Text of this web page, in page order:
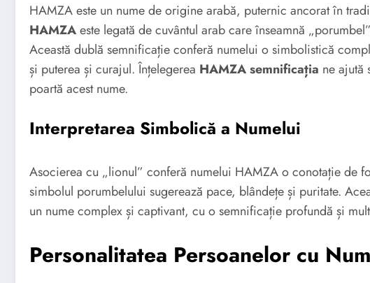
HAMZA este un nume de origine arabă, puternic ancorat în
HAMZAeste legată de cuvântul arab care înseamnă
Această dublă semnificație conferă numelui o simbolistică
și puterea și curajul. Înțelegerea HAMZA semnificația ne ajută
poartă acest nume.
Interpretarea Simbolică a Numelui
Asocierea cu „lionul” conferă numelui HAMZA o conotație de
simbolul porumbelului sugerează pace, blândețe și puritate.
un nume complex și captivant, cu o semnificație profundă și
Personalitatea Persoanelor cu